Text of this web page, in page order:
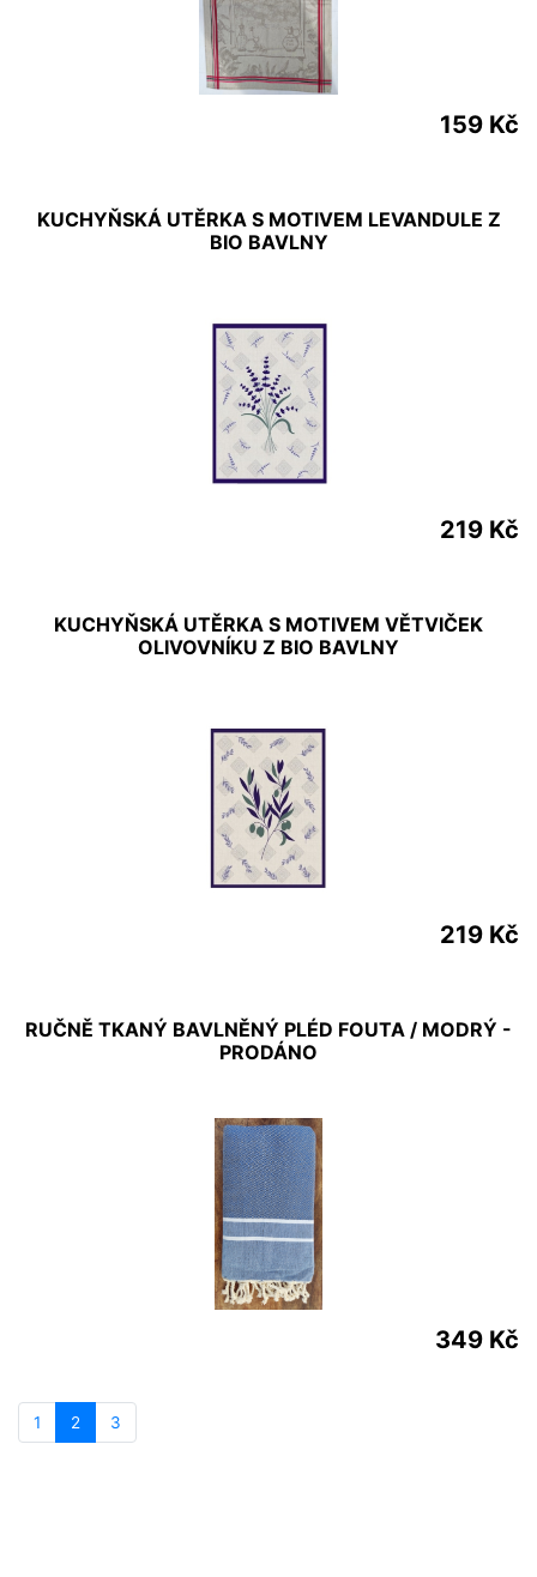
159 Kč
KUCHYŇSKÁ UTĚRKA S MOTIVEM LEVANDULE Z
BIO BAVLNY
219 Kč
KUCHYŇSKÁ UTĚRKA S MOTIVEM VĚTVIČEK
OLIVOVNÍKU Z BIO BAVLNY
219 Kč
RUČNĚ TKANÝ BAVLNĚNÝ PLÉD FOUTA / MODRÝ -
PRODÁNO
349 Kč
1 2 3